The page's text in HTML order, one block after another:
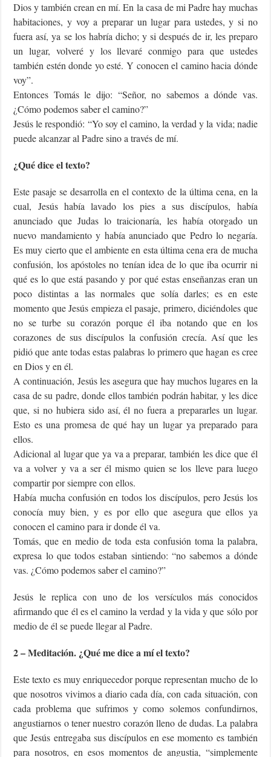
Dios y también crean en mí. En la casa de mi Padre hay muchas
habitaciones, y voy a preparar un lugar para ustedes, y si no
fuera así, ya se los habría dicho; y si después de ir, les preparo
un lugar, volveré y los llevaré conmigo para que ustedes
también estén donde yo esté. Y conocen el camino hacia dónde
voy”.
Entonces Tomás le dijo: “Señor, no sabemos a dónde vas.
¿Cómo podemos saber el camino?”
Jesús le respondió: “Yo soy el camino, la verdad y la vida; nadie
puede alcanzar al Padre sino a través de mí.
¿Qué dice el texto?
Este pasaje se desarrolla en el contexto de la última cena, en la
cual, Jesús había lavado los pies a sus discípulos, había
anunciado que Judas lo traicionaría, les había otorgado un
nuevo mandamiento y había anunciado que Pedro lo negaría.
Es muy cierto que el ambiente en esta última cena era de mucha
confusión, los apóstoles no tenían idea de lo que iba ocurrir ni
qué es lo que está pasando y por qué estas enseñanzas eran un
poco distintas a las normales que solía darles; es en este
momento que Jesús empieza el pasaje, primero, diciéndoles que
no se turbe su corazón porque él iba notando que en los
corazones de sus discípulos la confusión crecía. Así que les
pidió que ante todas estas palabras lo primero que hagan es cree
en Dios y en él.
A continuación, Jesús les asegura que hay muchos lugares en la
casa de su padre, donde ellos también podrán habitar, y les dice
que, si no hubiera sido así, él no fuera a prepararles un lugar.
Esto es una promesa de qué hay un lugar ya preparado para
ellos.
Adicional al lugar que ya va a preparar, también les dice que él
va a volver y va a ser él mismo quien se los lleve para luego
compartir por siempre con ellos.
Había mucha confusión en todos los discípulos, pero Jesús los
conocía muy bien, y es por ello que asegura que ellos ya
conocen el camino para ir donde él va.
Tomás, que en medio de toda esta confusión toma la palabra,
expresa lo que todos estaban sintiendo: “no sabemos a dónde
vas. ¿Cómo podemos saber el camino?”
Jesús le replica con uno de los versículos más conocidos
afirmando que él es el camino la verdad y la vida y que sólo por
medio de él se puede llegar al Padre.
2 – Meditación. ¿Qué me dice a mí el texto?
Este texto es muy enriquecedor porque representan mucho de lo
que nosotros vivimos a diario cada día, con cada situación, con
cada problema que sufrimos y como solemos confundirnos,
angustiarnos o tener nuestro corazón lleno de dudas. La palabra
que Jesús entregaba sus discípulos en ese momento es también
para nosotros, en esos momentos de angustia, “simplemente